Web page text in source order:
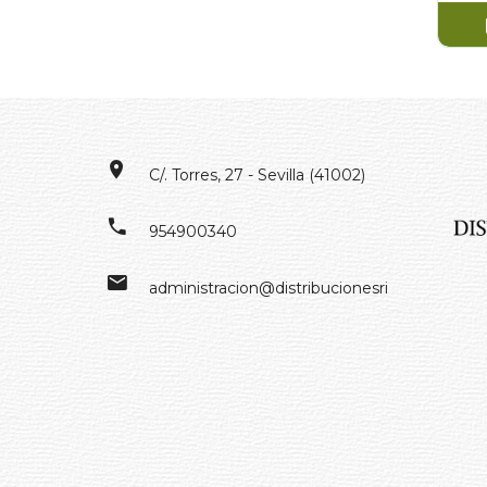
C/. Torres, 27 - Sevilla (41002)
954900340
administracion@distribucionesrivero.es